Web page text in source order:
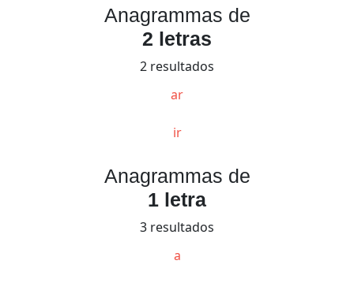
Anagrammas de
2 letras
2 resultados
ar
ir
Anagrammas de
1 letra
3 resultados
a